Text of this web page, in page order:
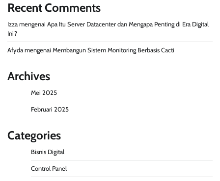
Recent Comments
Izza mengenai Apa Itu Server Datacenter dan Mengapa Penting di Era Digital
Ini?
Afyda mengenai Membangun Sistem Monitoring Berbasis Cacti
Archives
Mei 2025
Februari 2025
Categories
Bisnis Digital
Control Panel